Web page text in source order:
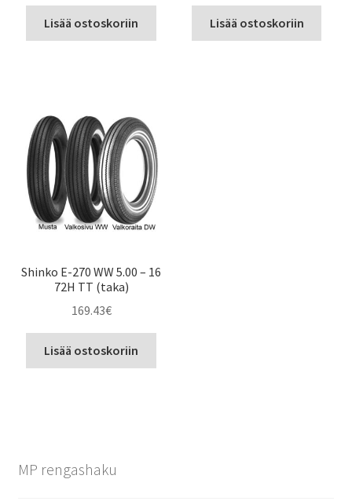
Lisää ostoskoriin Lisää ostoskoriin
Shinko E-270 WW 5.00 – 16
72H TT (taka)
169.43€
Lisää ostoskoriin
MP rengashaku